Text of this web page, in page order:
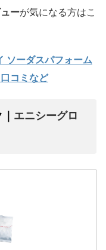
ーが気になる方はこ
ソーダスパフォーム
コミなど
エニシーグロ